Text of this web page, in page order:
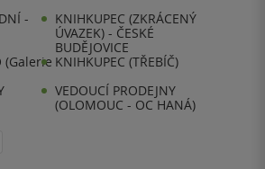
-
KNIHKUPEC (ZKRÁCENÝ
ÚVAZEK) - ČESKÉ
BUDĚJOVICE
(Galerie KNIHKUPEC (TŘEBÍČ)
VEDOUCÍ PRODEJNY
(OLOMOUC - OC HANÁ)